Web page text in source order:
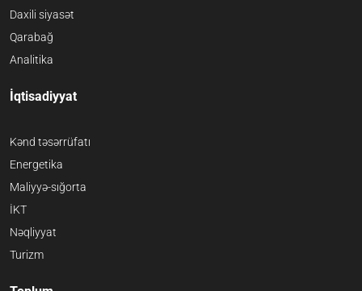
Daxili siyasət
Qarabağ
Analitika
İqtisadiyyat
Kənd təsərrüfatı
Energetika
Maliyyə-sığorta
İKT
Nəqliyyat
Turizm